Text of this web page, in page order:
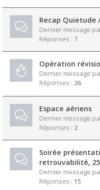
Recap
Dernier message
Réponses : 7
Opération
Dernier message
Réponses : 26
Espace aériens
Dernier message
Réponses : 2
Soirée
retrouvabilité,
Dernier message
Réponses : 15